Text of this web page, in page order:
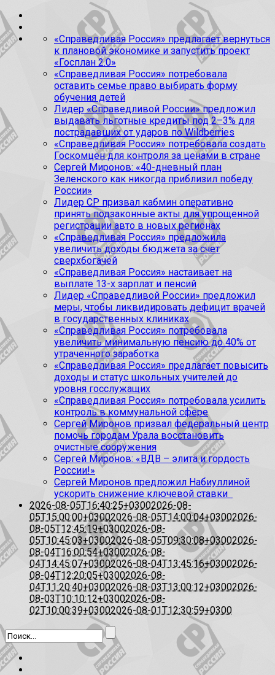
«Справедливая Россия» предлагает вернуться
к плановой экономике и запустить проект
«Госплан 2.0»
«Справедливая Россия» потребовала
оставить семье право выбирать форму
обучения детей
Лидер «Справедливой России» предложил
выдавать льготные кредиты под 2–3% для
пострадавших от ударов по Wildberries
«Справедливая Россия» потребовала создать
Госкомцен для контроля за ценами в стране
Сергей Миронов: «40-дневный план
Зеленского как никогда приблизил победу
России»
Лидер СР призвал кабмин оперативно
принять подзаконные акты для упрощенной
регистрации авто в новых регионах
«Справедливая Россия» предложила
увеличить доходы бюджета за счет
сверхбогачей
«Справедливая Россия» настаивает на
выплате 13-х зарплат и пенсий
Лидер «Справедливой России» предложил
меры, чтобы ликвидировать дефицит врачей
в государственных клиниках
«Справедливая Россия» потребовала
увеличить минимальную пенсию до 40% от
утраченного заработка
«Справедливая Россия» предлагает повысить
доходы и статус школьных учителей до
уровня госслужащих
«Справедливая Россия» потребовала усилить
контроль в коммунальной сфере
Сергей Миронов призвал федеральный центр
помочь городам Урала восстановить
очистные сооружения
Сергей Миронов: «ВДВ – элита и гордость
России!»
Сергей Миронов предложил Набиуллиной
ускорить снижение ключевой ставки
2026-08-05T16:40:25+03002026-08-
05T15:00:00+03002026-08-05T14:00:04+03002026-
08-05T12:45:19+03002026-08-
05T10:45:03+03002026-08-05T09:30:08+03002026-
08-04T16:00:54+03002026-08-
04T14:45:07+03002026-08-04T13:45:16+03002026-
08-04T12:20:05+03002026-08-
04T11:20:40+03002026-08-03T13:00:12+03002026-
08-03T10:10:12+03002026-08-
02T10:00:39+03002026-08-01T12:30:59+0300